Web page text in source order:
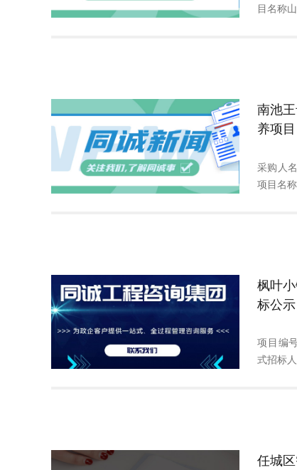
目名称
南池
养项
采购人
项目名
枫叶
标公示
项目编
式招标
任城